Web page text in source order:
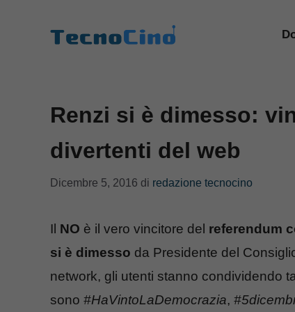
Renzi si è dimesso:
divertenti del web
Dicembre 5, 2016 di redazione tecnocino
Il NO è il vero vincitore del referendum
si è dimesso da Presidente del
network, gli utenti stanno condividendo
sono #HaVintoLaDemocrazia,